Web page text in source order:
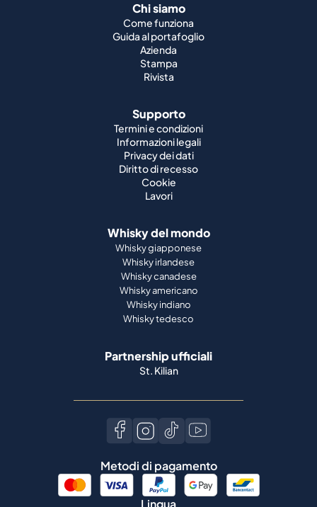
Chi siamo
Come funziona
Guida al portafoglio
Azienda
Stampa
Rivista
Supporto
Termini e condizioni
Informazioni legali
Privacy dei dati
Diritto di recesso
Cookie
Lavori
Whisky del mondo
Whisky giapponese
Whisky irlandese
Whisky canadese
Whisky americano
Whisky indiano
Whisky tedesco
Partnership ufficiali
St. Kilian
Metodi di pagamento
Lingua